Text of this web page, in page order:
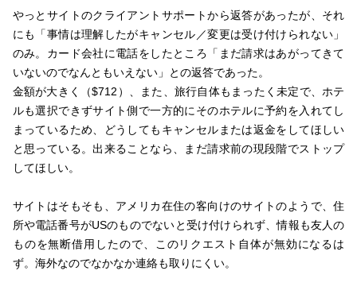
やっとサイトのクライアントサポートから返答があったが、それ
にも「事情は理解したがキャンセル／変更は受け付けられない」
のみ。カード会社に電話をしたところ「まだ請求はあがってきて
いないのでなんともいえない」との返答であった。
金額が大きく（$712）、また、旅行自体もまったく未定で、ホテ
ルも選択できずサイト側で一方的にそのホテルに予約を入れてし
まっているため、どうしてもキャンセルまたは返金をしてほしい
と思っている。出来ることなら、まだ請求前の現段階でストップ
してほしい。
サイトはそもそも、アメリカ在住の客向けのサイトのようで、住
所や電話番号がUSのものでないと受け付けられず、情報も友人の
ものを無断借用したので、このリクエスト自体が無効になるは
ず。海外なのでなかなか連絡も取りにくい。